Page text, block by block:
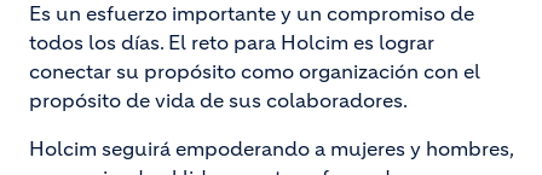
Es un esfuerzo importante y un compromiso de
todos los días. El reto para Holcim es lograr
conectar su propósito como organización con el
propósito de vida de sus colaboradores.
Holcim seguirá empoderando a mujeres y hombres,